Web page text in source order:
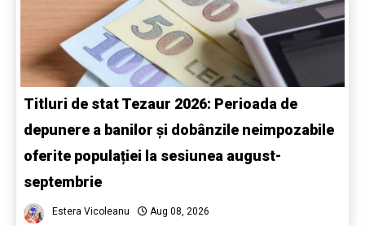
Titluri de stat Tezaur 2026: Perioada de
depunere a banilor și dobânzile neimpozabile
oferite populației la sesiunea august-
septembrie
Estera Vicoleanu Aug 08, 2026